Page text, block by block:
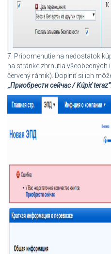
7. Pripomenutie na nedostatok
na stránke zhrnutia
červený rámik). Doplniť si ich
„Приобрести сейчас / Kúpiť